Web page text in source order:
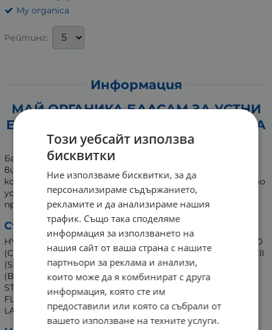
My organica
Рейтинг:
Информация
МАЙ ОРГАНИКА БАЛСАМ ЗА УСТНИ
ЕКСТРА С ХИАЛУРОНОВА КИСЕЛИНА
И КОЛАГЕН 10 мл
Балсамът за обемни устни
витамин E, ценен комплекс от натурални масла,
колаген и хиалуронова киселина, благодарение на които
устните са дълбоко хидратирани, гладки и сочни. Със
приятен аромат на сладка дъвка.
Състав:
HYALURONIC ACID, COLLAGEN, AQUA,THEOBROMA CACAO
(COCOA) BUTTER, TOCOPHEROL, BUTYROSPERMUM PARKII
(SHEA) BUTTER, VITIS VINIFERA SEED OIL, CERA ALBA
(BEESWAX), ALLANTOIN, CITRUS GRANDIS FRUIT EXTRACT,
STEVIA REBAUDIANA EXTRACT, BUBBLE GUM
FLAVOR, PINK QUARTZ POWDER, CETEARYL OLIVATE,
LACTOBACILLUS FERMENT, SORBITAN OLIVATE.
Този уебсайт използва
бисквитки
Ние използваме бисквитки, за да
персонализираме съдържанието,
рекламите и да анализираме нашия
трафик. Също така споделяме
информация за използването на
нашия сайт от ваша страна с нашите
партньори за реклама и анализи,
които може да я комбинират с друга
информация, която сте им
предоставили или която са събрали от
вашето използване на техните услуги.